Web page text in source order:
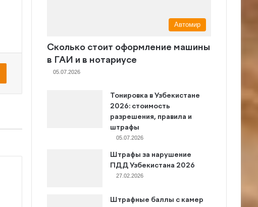
Автомир
Сколько стоит оформление машины
в ГАИ и в нотариусе
05.07.2026
Тонировка в Узбекистане
2026: стоимость
разрешения, правила и
штрафы
05.07.2026
Штрафы за нарушение
ПДД Узбекистана 2026
27.02.2026
Штрафные баллы с камер